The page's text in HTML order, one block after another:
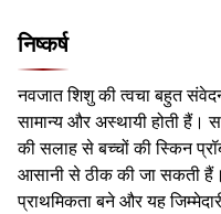
निष्कर्ष
नवजात शिशु की त्वचा बहुत
सामान्य और अस्थायी होती
की सलाह से बच्चों की स्किन
आसानी से ठीक की जा सकती
प्राथमिकता बने और यह